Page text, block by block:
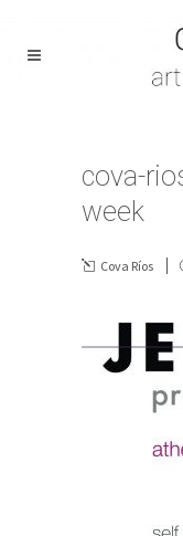
cova-
week
Cova Ríos